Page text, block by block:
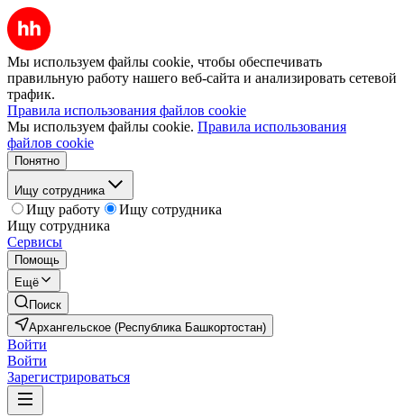
Мы используем файлы cookie, чтобы обеспечивать
правильную работу нашего веб-сайта и анализировать сетевой
трафик.
Правила использования файлов cookie
Мы используем файлы cookie. Правила использования
файлов cookie
Понятно
Ищу сотрудника
Ищу работу
Ищу сотрудника
Ищу сотрудника
Сервисы
Помощь
Ещё
Поиск
Архангельское (Республика Башкортостан)
Войти
Войти
Зарегистрироваться